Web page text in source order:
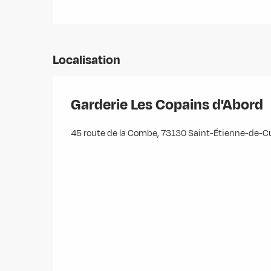
Localisation
Garderie Les Copains d'Abord
45 route de la Combe, 73130 Saint-Étienne-de-